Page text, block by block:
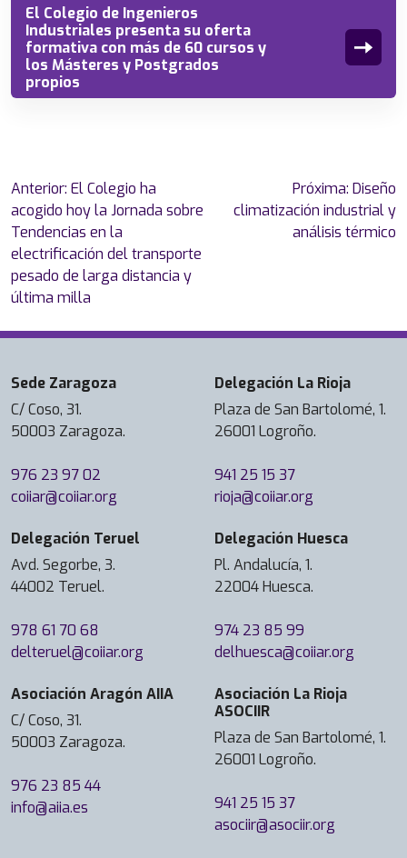
El Colegio de Ingenieros
Industriales presenta su oferta
formativa con más de 60 cursos y
los Másteres y Postgrados
propios
Navegación
de
entradas
Anterior: El Colegio ha
acogido hoy la Jornada sobre
Tendencias en la
electrificación del transporte
pesado de larga distancia y
última milla
Próxima: Diseño
climatización industrial y
análisis térmico
Sede Zaragoza
C/ Coso, 31.
50003 Zaragoza.
976 23 97 02
coiiar@coiiar.org
Delegación La Rioja
Plaza de San Bartolomé, 1.
26001 Logroño.
941 25 15 37
rioja@coiiar.org
Delegación Teruel
Avd. Segorbe, 3.
44002 Teruel.
978 61 70 68
delteruel@coiiar.org
Delegación Huesca
Pl. Andalucía, 1.
22004 Huesca.
974 23 85 99
delhuesca@coiiar.org
Asociación Aragón AIIA
C/ Coso, 31.
50003 Zaragoza.
976 23 85 44
info@aiia.es
Asociación La Rioja
ASOCIIR
Plaza de San Bartolomé, 1.
26001 Logroño.
941 25 15 37
asociir@asociir.org